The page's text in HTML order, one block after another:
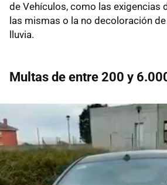
de Vehículos, como las exigencias
las mismas o la no decoloración
lluvia.
Multas de entre 200 y